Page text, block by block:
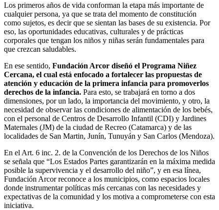
Los primeros años de vida conforman la etapa más importante de
cualquier persona, ya que se trata del momento de constitución
como sujetos, es decir que se sientan las bases de su existencia. Por
eso, las oportunidades educativas, culturales y de prácticas
corporales que tengan los niños y niñas serán fundamentales para
que crezcan saludables.
En ese sentido, Fundación Arcor diseñó el Programa Niñez
Cercana, el cual está enfocado a fortalecer las propuestas de
atención y educación de la primera infancia para promoverlos
derechos de la infancia. Para esto, se trabajará en torno a dos
dimensiones, por un lado, la importancia del movimiento, y otro, la
necesidad de observar las condiciones de alimentación de los bebés,
con el personal de Centros de Desarrollo Infantil (CDI) y Jardines
Maternales (JM) de la ciudad de Recreo (Catamarca) y de las
localidades de San Martin, Junín, Tunuyán y San Carlos (Mendoza).
En el Art. 6 inc. 2. de la Convención de los Derechos de los Niños
se señala que “Los Estados Partes garantizarán en la máxima medida
posible la supervivencia y el desarrollo del niño”, y en esa línea,
Fundación Arcor reconoce a los municipios, como espacios locales
donde instrumentar políticas más cercanas con las necesidades y
expectativas de la comunidad y los motiva a comprometerse con esta
iniciativa.